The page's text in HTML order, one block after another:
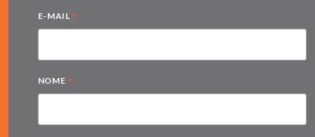
E-MAIL *
NOME *